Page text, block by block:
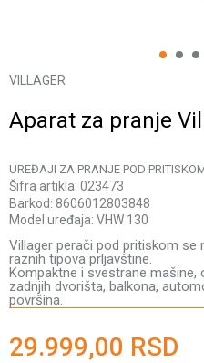
1 2 3
VILLAGER
Aparat za pranje
UREĐAJI ZA PRANJE POD
Šifra artikla: 023473
Barkod: 8606012803848
Model uređaja: VHW 130
Villager perači pod pritiskom se
raznih tipova prljavštine.
Kompaktne i svestrane mašine,
zadnjih dvorišta, balkona,
površina.
29.999,00 RSD